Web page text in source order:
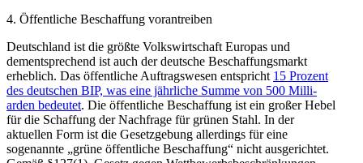
4. Öffent­liche Beschaffung vorantreiben
Deutschland ist die größte Volks­wirt­schaft Europas und
dementspre­chend ist auch der deutsche Beschaf­fungs­markt
erheblich. Das öffent­liche Auftrags­wesen entspricht 15 Prozent
des deutschen BIP, was eine jährliche Summe von 500 Milli­
arden bedeutet. Die öffent­liche Beschaffung ist ein großer Hebel
für die Schaffung der Nachfrage für grünen Stahl. In der
aktuellen Form ist die Gesetz­gebung aller­dings für eine
sogenannte „grüne öffent­liche Beschaffung“ nicht ausge­richtet.